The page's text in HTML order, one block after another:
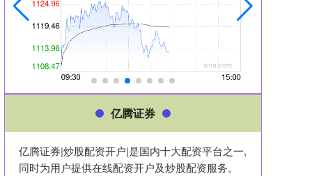
亿腾证券
亿腾证券|炒股配资开户|是国内十大配资平台之一,
同时为用户提供在线配资开户及炒股配资服务。